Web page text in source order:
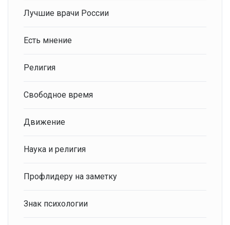
Лучшие врачи России
Есть мнение
Религия
Свободное время
Движение
Наука и религия
Профлидеру на заметку
Знак психологии